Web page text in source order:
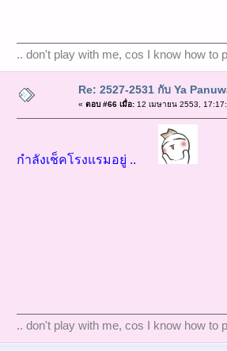
.. don't play with me, cos I know how to
Re: 2527-2531 กับ Ya
« ตอบ #66 เมื่อ:12 เมษายน 2553,
กำลังเช็คโรงแรมอยู่ ..
.. don't play with me, cos I know how to